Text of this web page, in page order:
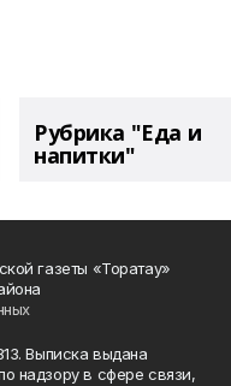
Рубрика "Еда и
напитки"
газеты «Торатау»
Выписка выдана
надзору в сфере связи,